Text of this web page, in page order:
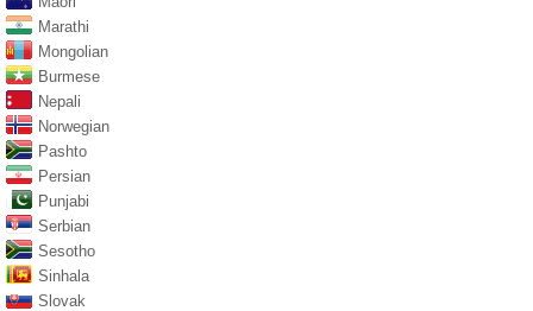
Marathi
Mongolian
Burmese
Nepali
Norwegian
Pashto
Persian
Punjabi
Serbian
Sesotho
Sinhala
Slovak